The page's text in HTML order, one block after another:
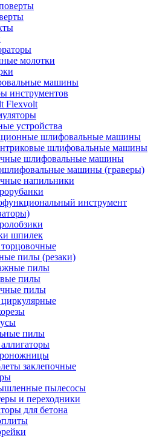
молотки
машины
инструментов
Flexvolt
устройства
шлифовальные машины
шлифовальные машины
шлифовальные машины
машины (граверы)
напильники
инструмент
шпилек
пилы (резаки)
пилы
пилы
пилы
пилы
заклепочные
пылесосы
и переходники
для бетона